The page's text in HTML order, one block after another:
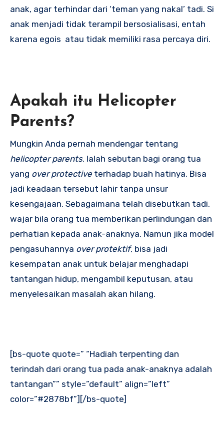
anak, agar terhindar dari ‘teman yang nakal’ tadi. Si
anak menjadi tidak terampil bersosialisasi, entah
karena egois atau tidak memiliki rasa percaya diri.
Apakah itu Helicopter
Parents?
Mungkin Anda pernah mendengar tentang
helicopter parents. Ialah sebutan bagi orang tua
yang over protective terhadap buah hatinya. Bisa
jadi keadaan tersebut lahir tanpa unsur
kesengajaan. Sebagaimana telah disebutkan tadi,
wajar bila orang tua memberikan perlindungan dan
perhatian kepada anak-anaknya. Namun jika model
pengasuhannya over protektif, bisa jadi
kesempatan anak untuk belajar menghadapi
tantangan hidup, mengambil keputusan, atau
menyelesaikan masalah akan hilang.
[bs-quote quote=” “Hadiah terpenting dan
terindah dari orang tua pada anak-anaknya adalah
tantangan”” style=”default” align=”left”
color=”#2878bf”][/bs-quote]